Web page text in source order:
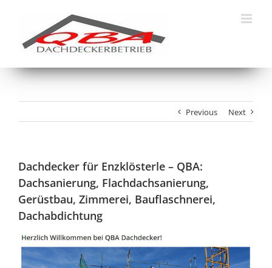
Previous Next
Dachdecker für Enzklösterle – QBA:
Dachsanierung, Flachdachsanierung,
Gerüstbau, Zimmerei, Bauflaschnerei,
Dachabdichtung